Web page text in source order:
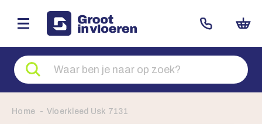
Zoeken
naar
producten
Home Vloerkleed Usk 7131